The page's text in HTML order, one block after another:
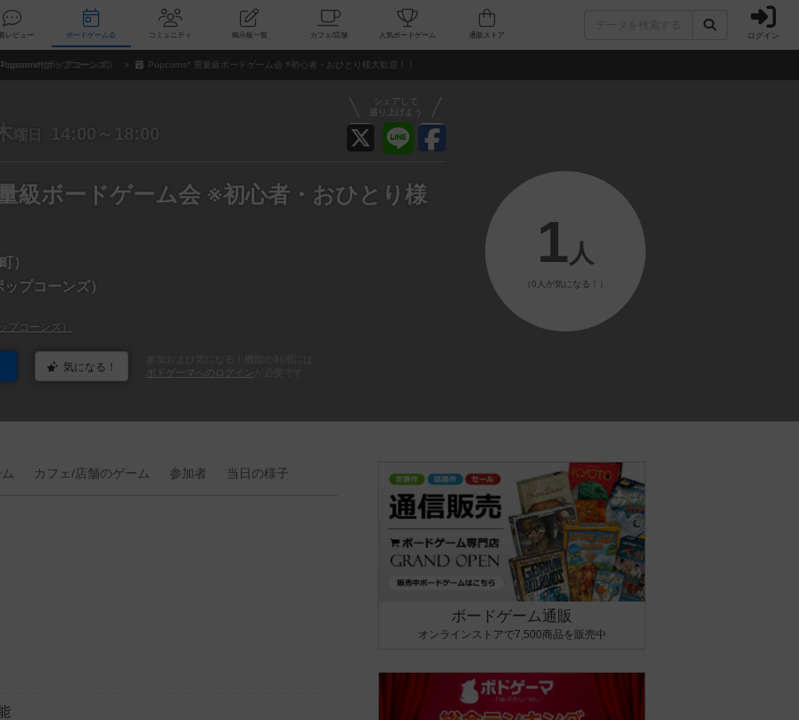
新着レビュー ボードゲーム会 コミュニティ 掲示板一覧 カフェ/店舗 人気ボードゲーム ログイン
Popcorns*(ポップコーンズ） Popcorns* 重量級ボードゲーム会 ※初心者・おひとり様大歓迎！！
シェアして
盛り上げよう
曜日 14:00～18:00
級ボードゲーム会 ※初心者・おひとり様
）
プコーンズ）
プコーンズ）
気になる！
ボドゲーマへのログイン
1 人
（0人が気になる！）
カフェ/店舗のゲーム 参加者 当日の様子
ボードゲーム通販
オンラインストアで7,500商品を販売中